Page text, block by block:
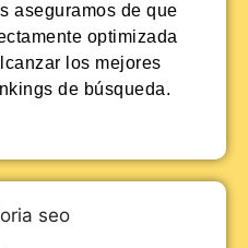
aseguramos de que
optimizada
los mejores
de búsqueda.